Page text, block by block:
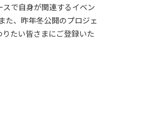
で自身が関連するイベン
た、昨年冬公開のプロジェ
たい皆さまにご登録いた